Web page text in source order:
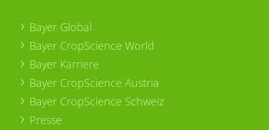
Bayer Global
Bayer CropScience World
Bayer Karriere
Bayer CropScience Austria
Bayer CropScience Schweiz
Presse